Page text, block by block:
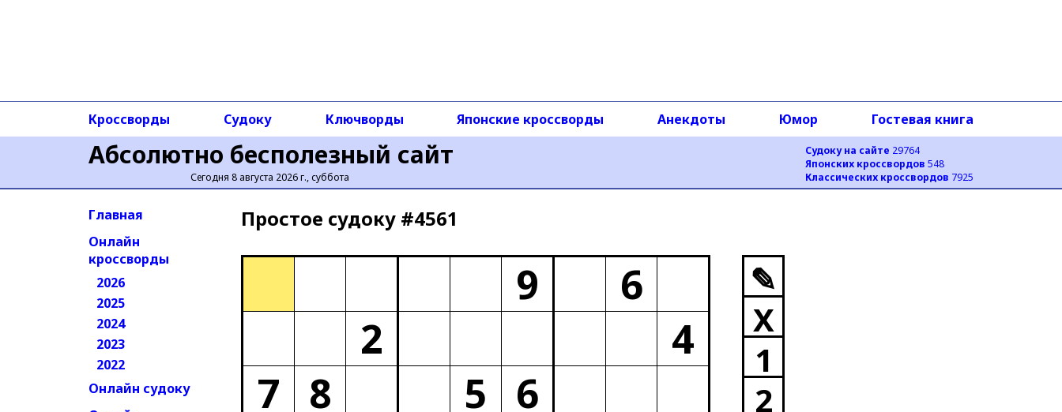
Абсолютно бесполезный сайт
Сегодня 8 августа 2026 г., суббота
Судоку на сайте 29764
Японских кроссвордов 548
Классических кроссвордов 7925
Кроссворды Судоку Ключворды Японские кроссворды Анекдоты Юмор Гостевая книга
Главная
Онлайн
кроссворды
2026
2025
2024
2023
2022
Онлайн судоку
Простое cудоку #4561
9
6
2
4
7 8 5
6
✎
X
1
2